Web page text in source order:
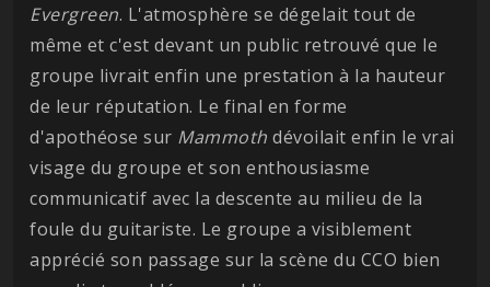
Evergreen. L'atmosphère se dégelait tout de
même et c'est devant un public retrouvé que le
groupe livrait enfin une prestation à la hauteur
de leur réputation. Le final en forme
d'apothéose sur Mammoth dévoilait enfin le vrai
visage du groupe et son enthousiasme
communicatif avec la descente au milieu de la
foule du guitariste. Le groupe a visiblement
apprécié son passage sur la scène du CCO bien